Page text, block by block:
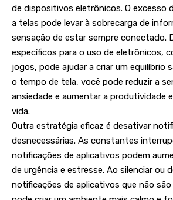
de dispositivos eletrônicos. O excesso
a telas pode levar à sobrecarga de
sensação de estar sempre conectado.
específicos para o uso de eletrônicos,
jogos, pode ajudar a criar um equilíbrio
o tempo de tela, você pode reduzir a
ansiedade e aumentar a produtividade
vida.
Outra estratégia eficaz é desativar
desnecessárias. As constantes
notificações de aplicativos podem
de urgência e estresse. Ao silenciar ou
notificações de aplicativos que não são